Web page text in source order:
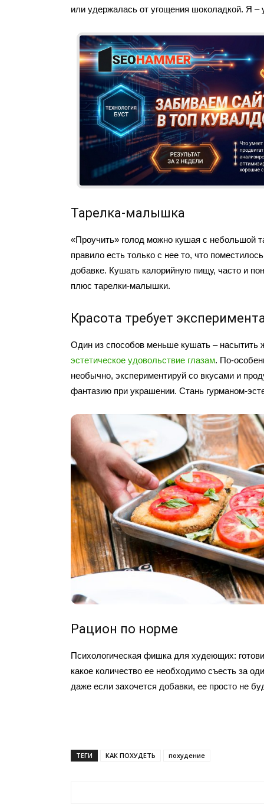
или удержалась от угощения шоколадкой. Я –
Тарелка-малышка
«Проучить» голод можно кушая с небольшой
правило есть только с нее то, что
добавке. Кушать калорийную пищу, часто и
плюс тарелки-малышки.
Красота требует
Один из способов меньше кушать – насытить
эстетическое удовольствие глазам. По-
необычно, экспериментируй со вкусами и
фантазию при украшении. Стань гурманом-
Рацион по норме
Психологическая фишка для худеющих:
какое количество ее необходимо съесть за
даже если захочется добавки, ее просто не
ТЕГИ КАК ПОХУДЕТЬ похудение